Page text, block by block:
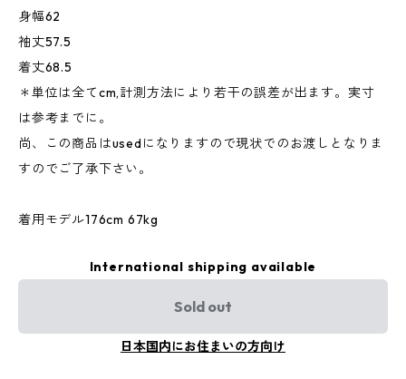
身幅62
袖丈57.5
着丈68.5
＊単位は全てcm,計測方法により若干の誤差が出ます。実寸
は参考までに。
尚、この商品はusedになりますので現状でのお渡しとなりま
すのでご了承下さい。
着用モデル176cm 67kg
International shipping available
Sold out
日本国内にお住まいの方向け